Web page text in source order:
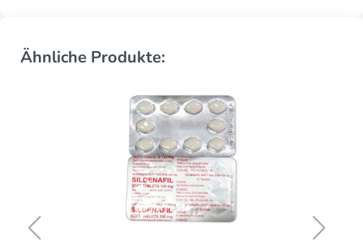
Ähnliche Produkte: